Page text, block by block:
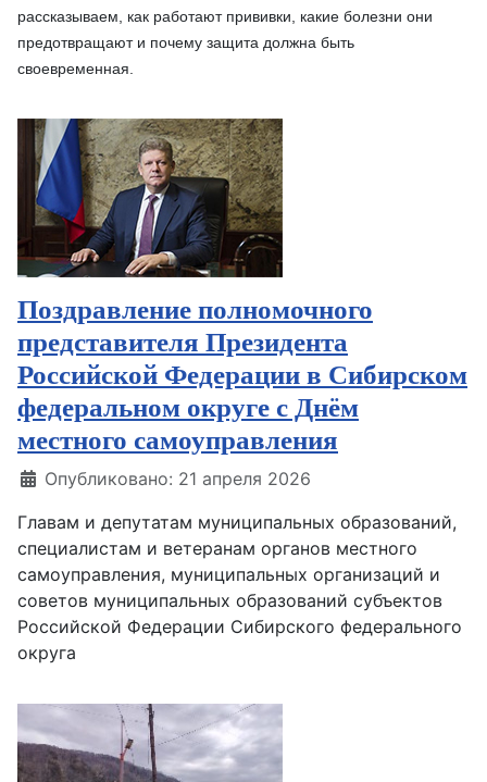
рассказываем, как работают прививки, какие болезни они
предотвращают и почему защита должна быть
своевременная.
Поздравление полномочного
представителя Президента
Российской Федерации в Сибирском
федеральном округе с Днём
местного самоуправления
Информация о материале
Опубликовано: 21 апреля 2026
Главам и депутатам муниципальных образований,
специалистам и ветеранам органов местного
самоуправления, муниципальных организаций и
советов муниципальных образований субъектов
Российской Федерации Сибирского федерального
округа